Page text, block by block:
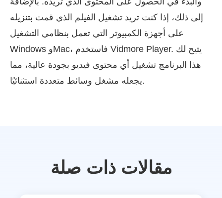
إلى ذلك، إذا كنت تريد تشغيل الفيلم الذي قمت بتنزيله
على أجهزة الكمبيوتر التي تعمل بنظامي التشغيل
Windows وMac، فاستخدم Vidmore Player. يتيح لك
هذا البرنامج تشغيل أي محتوى فيديو بجودة عالية، مما
يجعله مشغل وسائط متعددة استثنائيًا.
مقالات ذات صلة